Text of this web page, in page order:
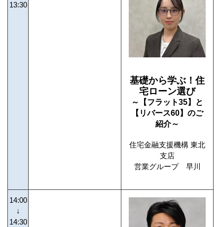
13:30
基礎から学ぶ！住
宅ローン選び
～【フラット35】と
【リバース60】のご
紹介～
住宅金融支援機構 東北
支店
営業グループ 早川
14:00
↓
14:30